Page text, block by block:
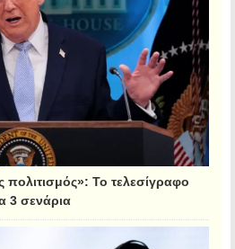
πολιτισμός»: Το τελεσίγραφο
3 σενάρια